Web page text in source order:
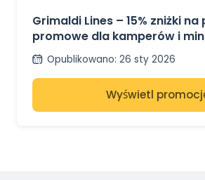
Grimaldi Lines – 15% zniżki
promowe dla kamperów i
Opublikowano: 26 sty 2026
Wyświetl